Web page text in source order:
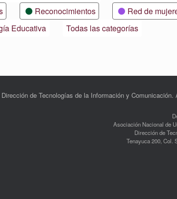
Reconocimientos Red de
Educativa
Todas las categorías
de Tecnologías de la Información y Comunicación.
Asociación Nacional de
Dirección de
Tenayuca 200, Col.